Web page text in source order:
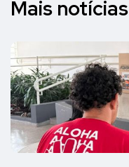
Mais notícias